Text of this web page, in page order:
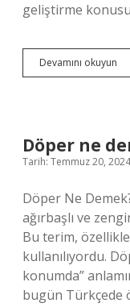
geliştirme
Devamını okuyun
ne
Döper ne
Tarih: Temmuz 20, 2024
Döper Ne
ağırbaşlı ve
Bu terim,
kullanılıyordu.
konumda”
bugün Türkçede